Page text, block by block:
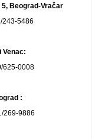
Beograd-Vračar
243-5486
Venac:
625-0008
:
269-9886